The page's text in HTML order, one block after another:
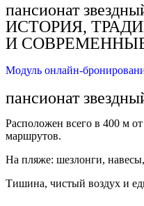
пансионат
ИСТОРИЯ,
И
Модуль онлайн-
В 400
пансионат
Расположен всего в 400 м
маршрутов.
На пляже: шезлонги,
Тишина, чистый воздух и